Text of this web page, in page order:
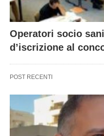
Operatori socio
d’iscrizione al
POST RECENTI